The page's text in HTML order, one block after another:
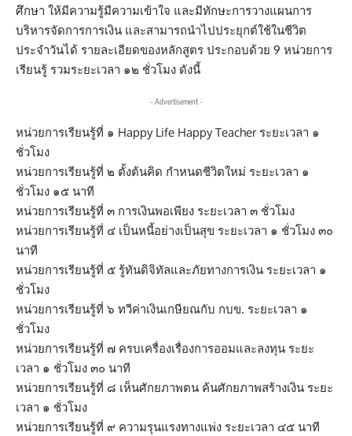
ศึกษา ให้มีความรู้มีความเข้าใจ และมีทักษะการวางแผนการ
บริหารจัดการการเงิน และสามารถนำไปประยุกต์ใช้ในชีวิต
ประจำวันได้ รายละเอียดของหลักสูตร ประกอบด้วย 9 หน่วยการ
เรียนรู้ รวมระยะเวลา ๑๒ ชั่วโมง ดังนี้
- Advertisement -
หน่วยการเรียนรู้ที่ ๑ Happy Life Happy Teacher ระยะเวลา ๑
ชั่วโมง
หน่วยการเรียนรู้ที่ ๒ ตั้งต้นคิด กำหนดชีวิตใหม่ ระยะเวลา ๑
ชั่วโมง ๑๕ นาที
หน่วยการเรียนรู้ที่ ๓ การเงินพอเพียง ระยะเวลา ๓ ชั่วโมง
หน่วยการเรียนรู้ที่ ๔ เป็นหนี้อย่างเป็นสุข ระยะเวลา ๑ ชั่วโมง ๓๐
นาที
หน่วยการเรียนรู้ที่ ๕ รู้ทันดิจิทัลและภัยทางการเงิน ระยะเวลา ๑
ชั่วโมง
หน่วยการเรียนรู้ที่ ๖ ทวีค่าเงินเกษียณกับ กบข. ระยะเวลา ๑
ชั่วโมง
หน่วยการเรียนรู้ที่ ๗ ครบเครื่องเรื่องการออมและลงทุน ระยะ
เวลา ๑ ชั่วโมง ๓๐ นาที
หน่วยการเรียนรู้ที่ ๘ เห็นศักยภาพตน ค้นศักยภาพสร้างเงิน ระยะ
เวลา ๑ ชั่วโมง
หน่วยการเรียนรู้ที่ ๙ ความรุนแรงทางแพ่ง ระยะเวลา ๔๕ นาที